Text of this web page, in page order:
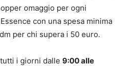
omaggio per ogni
con una spesa minima
per chi supera i 50 euro.
i giorni dalle 9:00 alle